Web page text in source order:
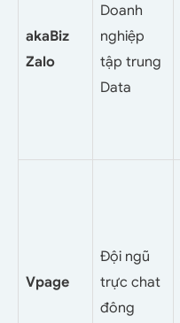
akaBiz
Zalo
Doanh
nghiệp
tập trung
Data
Vpage
Đội ngũ
trực chat
đông